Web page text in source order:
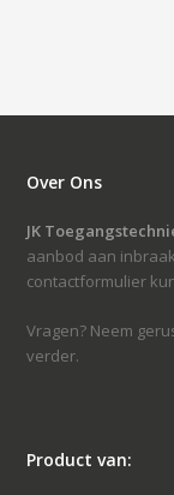
Over Ons
JK
aanbod aan
contactformulier
Vragen? Neem
verder.
Product van: